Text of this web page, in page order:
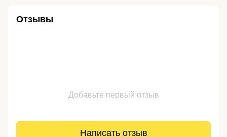
Отзывы
Добавьте первый отзыв
Написать отзыв